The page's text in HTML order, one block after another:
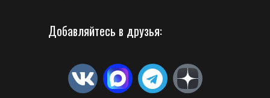
Добавляйтесь в друзья: